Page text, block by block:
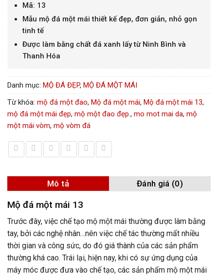
Mã: 13
Mẫu mộ đá một mái thiết kế đẹp, đơn giản, nhỏ gọn
tinh tế
Được làm bằng chất đá xanh lấy từ Ninh Bình và
Thanh Hóa
Danh mục: MỘ ĐÁ ĐẸP, MỘ ĐÁ MỘT MÁI
Từ khóa: mộ đá một đao, Mộ đá một mái, Mộ đá một mái 13,
mộ đá một mái đẹp, mộ một đao đẹp., mo mot mai da, mộ
một mái vòm, mộ vòm đá
Mô tả Đánh giá (0)
Mộ đá một mái 13
Trước đây, việc chế tạo mộ một mái thường được làm bằng
tay, bởi các nghệ nhân…nên việc chế tác thường mất nhiều
thời gian và công sức, do đó giá thành của các sản phẩm
thường khá cao. Trái lại, hiện nay, khi có sự ứng dụng của
máy móc được đưa vào chế tạo, các sản phẩm mộ một mái